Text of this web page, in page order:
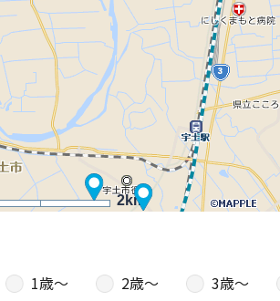
2km
1歳〜 2歳〜 3歳〜